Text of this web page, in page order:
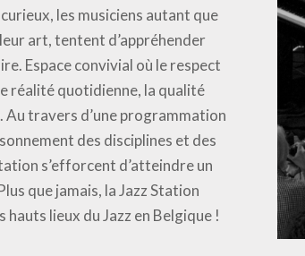
les musiciens autant que
art, tentent d’appréhender
Espace convivial où le respect
réalité quotidienne, la qualité
travers d’une programmation
des disciplines et des
s’efforcent d’atteindre un
que jamais, la Jazz Station
hauts lieux du Jazz en Belgique !